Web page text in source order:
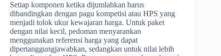
Setiap komponen ketika dijumlahkan harus
dibandingkan dengan pagu kompetisi atau HPS yang
menjadi tolok ukur kewajaran harga. Untuk paket
dengan nilai kecil, pedoman menyarankan
menggunakan referensi harga yang dapat
dipertanggungjawabkan, sedangkan untuk nilai lebih